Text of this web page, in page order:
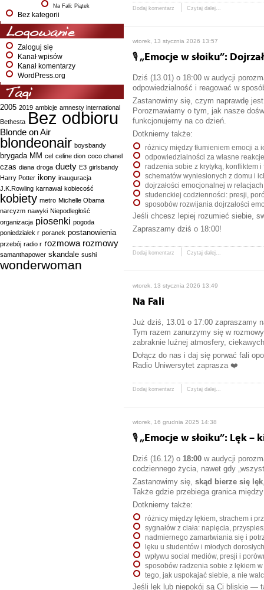
Na Fali: Piątek
Bez kategorii
Logowanie
Zaloguj się
Kanał wpisów
Kanał komentarzy
WordPress.org
Tagi
2005 2019 ambicje amnesty international
Bethesta Bez odbioru
Blonde on Air
blondeonair boysbandy
brygada MM cel celine dion coco chanel
czas diana droga duety E3 girlsbandy
Harry Potter ikony inauguracja
J.K.Rowling karnawał kobiecość
kobiety metro Michelle Obama
narcyzm nawyki Niepodległość
organizacja piosenki pogoda
poniedziałek r poranek postanowienia
przebój radio r rozmowa rozmowy
samanthapower skandale sushi
wonderwoman
Dodaj komentarz Czytaj dalej...
wtorek, 13 stycznia 2026 13:57
🎙️ „Emocje w słoiku”:
Dziś (13.01) o 18:00 w audycji
odpowiedzialność i reagować w
Zastanowimy się, czym naprawdę
Porozmawiamy o tym, jak nasze
funkcjonujemy na co dzień.
Dotkniemy także:
różnicy między tłumieniem emocji a
odpowiedzialności za własne
radzenia sobie z krytyką, konfliktem i
schematów wyniesionych z domu i
dojrzałości emocjonalnej w
studenckiej codzienności: presji,
sposobów rozwijania dojrzałości
Jeśli chcesz lepiej rozumieć siebie,
Zapraszamy dziś o 18:00!
Dodaj komentarz Czytaj dalej...
wtorek, 13 stycznia 2026 13:49
Na Fali
Już dziś, 13.01 o 17:00 zapraszamy
Tym razem zanurzymy się w
zabraknie luźnej atmosfery,
Dołącz do nas i daj się porwać fali
Radio Uniwersytet zaprasza ❤️
Dodaj komentarz Czytaj dalej...
wtorek, 16 grudnia 2025 14:38
🎙️ „Emocje w słoiku”: Lęk –
Dziś (16.12) o 18:00 w audycji
codziennego życia, nawet gdy
Zastanowimy się, skąd bierze się lęk
Także gdzie przebiega granica
Dotkniemy także:
różnicy między lękiem, strachem i
sygnałów z ciała: napięcia,
nadmiernego zamartwiania się i
lęku u studentów i młodych dorosłych
wpływu social mediów, presji i
sposobów radzenia sobie z lękiem
tego, jak uspokajać siebie, a nie
Jeśli lęk lub niepokój są Ci bliskie —